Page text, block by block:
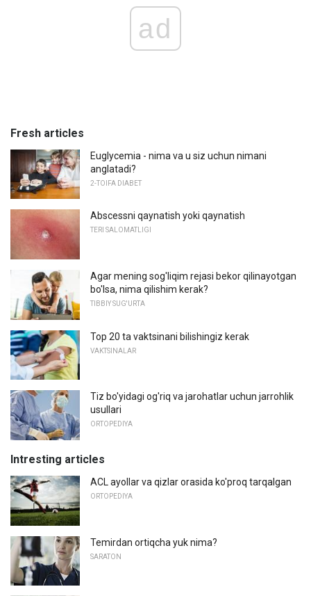
ad
Fresh articles
Euglycemia - nima va u siz uchun nimani
anglatadi?
2-TOIFA DIABET
Abscessni qaynatish yoki qaynatish
TERI SALOMATLIGI
Agar mening sog'liqim rejasi bekor qilinayotgan
bo'lsa, nima qilishim kerak?
TIBBIY SUG'URTA
Top 20 ta vaktsinani bilishingiz kerak
VAKTSINALAR
Tiz bo'yidagi og'riq va jarohatlar uchun jarrohlik
usullari
ORTOPEDIYA
Intresting articles
ACL ayollar va qizlar orasida ko'proq tarqalgan
ORTOPEDIYA
Temirdan ortiqcha yuk nima?
SARATON